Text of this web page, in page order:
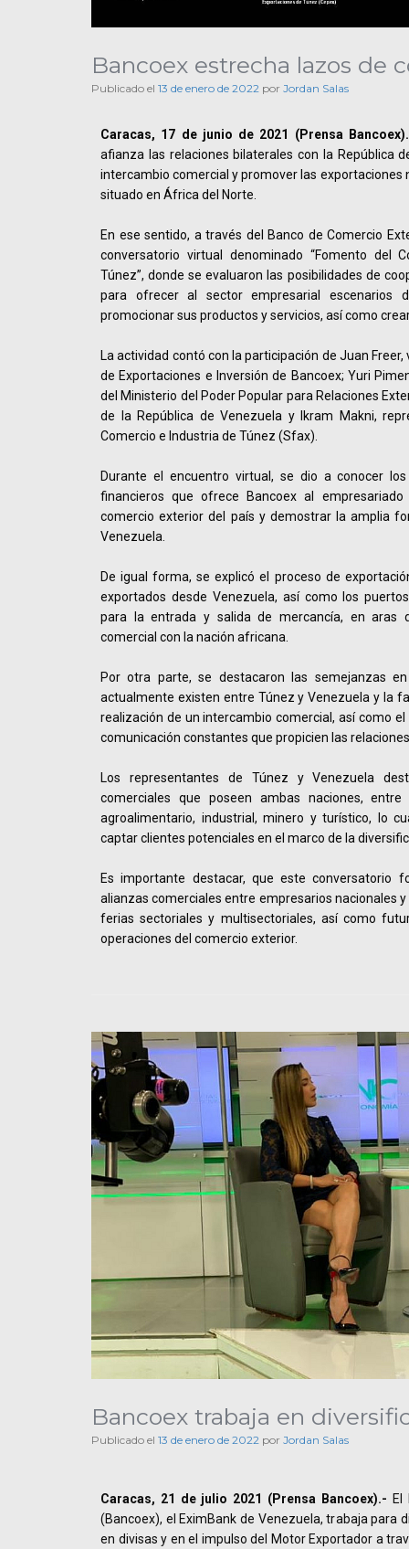
Bancoex estrecha lazos de
Publicado el 13 de enero de 2022 por Jordan Salas
Caracas, 17 de junio de 2021 (Prensa
afianza las relaciones bilaterales con la República
intercambio comercial y promover las exportaciones
situado en África del Norte.
En ese sentido, a través del Banco de Comercio
conversatorio virtual denominado “Fomento del
Túnez”, donde se evaluaron las posibilidades de
para ofrecer al sector empresarial escenarios
promocionar sus productos y servicios, así como
La actividad contó con la participación de Juan
de Exportaciones e Inversión de Bancoex; Yuri
del Ministerio del Poder Popular para Relaciones
de la República de Venezuela y Ikram Makni,
Comercio e Industria de Túnez (Sfax).
Durante el encuentro virtual, se dio a conocer
financieros que ofrece Bancoex al
comercio exterior del país y demostrar la amplia
Venezuela.
De igual forma, se explicó el proceso de
exportados desde Venezuela, así como los
para la entrada y salida de mercancía, en aras
comercial con la nación africana.
Por otra parte, se destacaron las semejanzas
actualmente existen entre Túnez y Venezuela y la
realización de un intercambio comercial, así como
comunicación constantes que propicien las
Los representantes de Túnez y Venezuela
comerciales que poseen ambas naciones,
agroalimentario, industrial, minero y turístico, lo
captar clientes potenciales en el marco de la
Es importante destacar, que este conversatorio
alianzas comerciales entre empresarios nacionales
ferias sectoriales y multisectoriales, así como
operaciones del comercio exterior.
Bancoex trabaja en
Publicado el 13 de enero de 2022 por Jordan Salas
Caracas, 21 de julio 2021 (Prensa Bancoex).- El
(Bancoex), el EximBank de Venezuela, trabaja para
en divisas y en el impulso del Motor Exportador a